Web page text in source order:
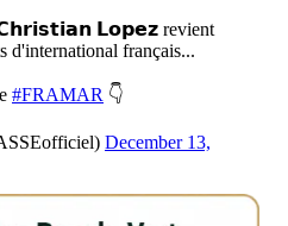
𝗟𝗼𝗽𝗲𝘇 revient
d'international français...
#FRAMAR 👇
December 13,